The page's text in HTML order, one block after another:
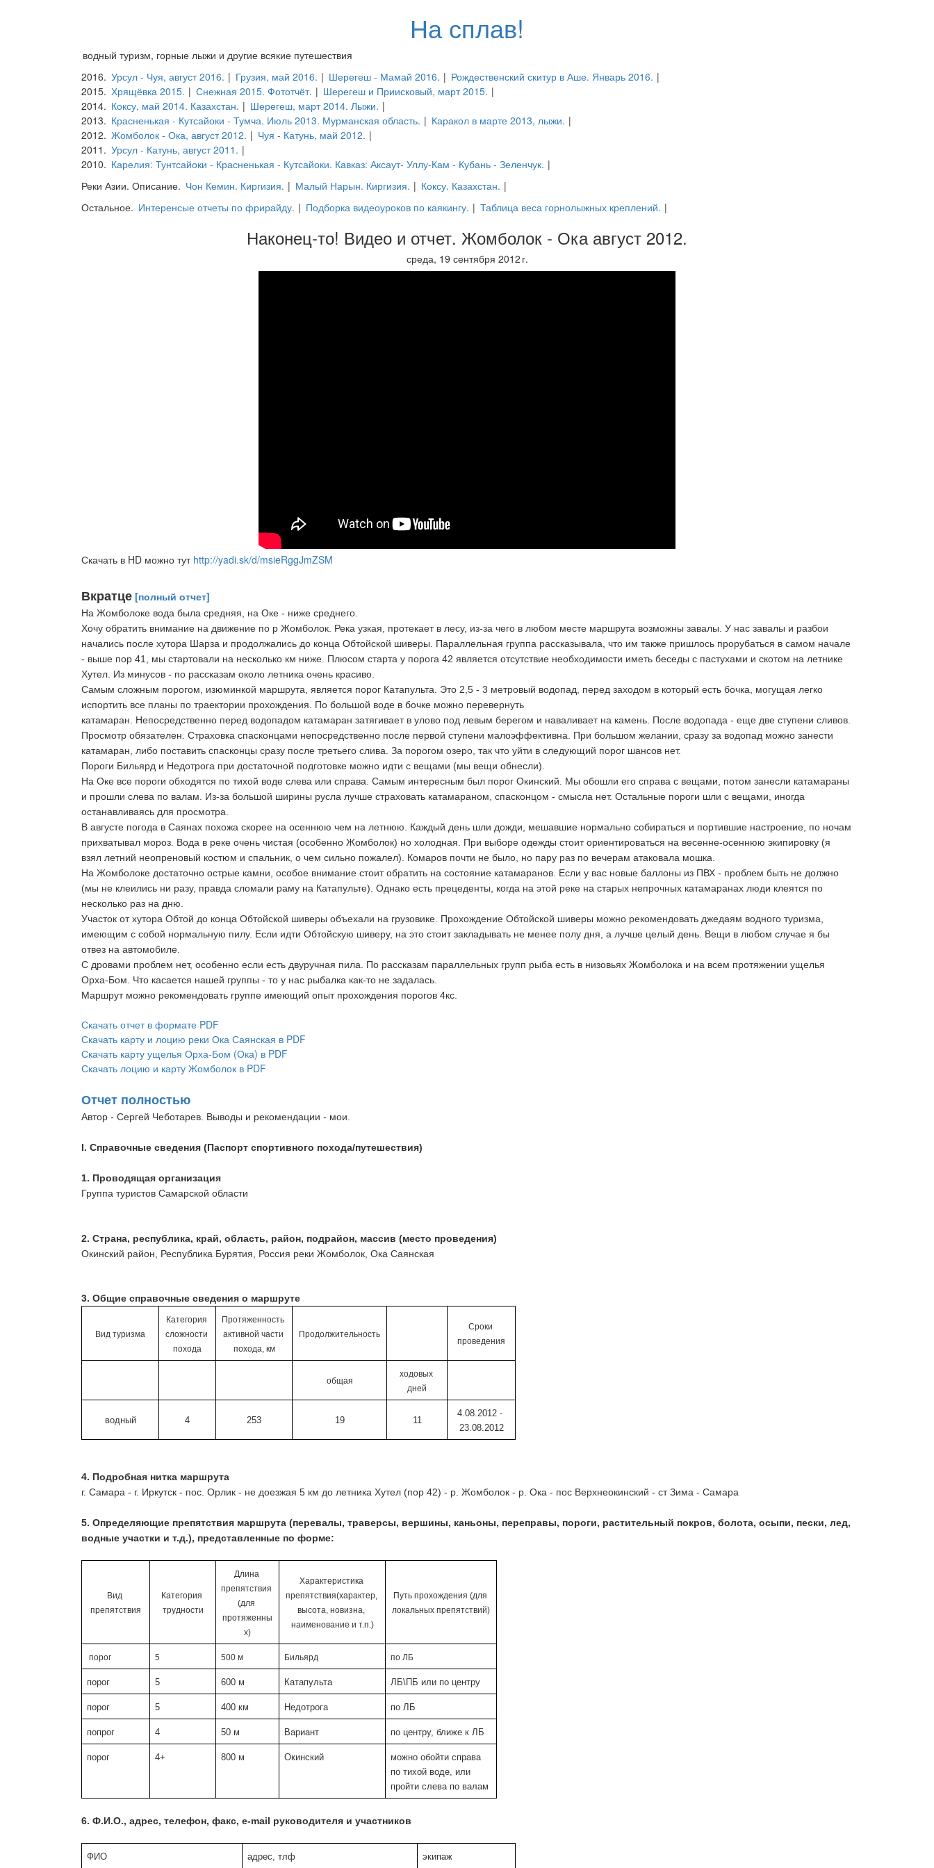
На сплав!
водный туризм, горные лыжи и другие всякие путешествия
2016. Урсул - Чуя, август 2016. | Грузия, май 2016. | Шерегеш - Мамай 2016. | Рождественский скитур в Аше. Январь 2016. |
2015. Хрящёвка 2015. | Снежная 2015. Фототчёт. | Шерегеш и Приисковый, март 2015. |
2014. Коксу, май 2014. Казахстан. | Шерегеш, март 2014. Лыжи. |
2013. Красненькая - Кутсайоки - Тумча. Июль 2013. Мурманская область. | Каракол в марте 2013, лыжи. |
2012. Жомболок - Ока, август 2012. | Чуя - Катунь, май 2012. |
2011. Урсул - Катунь, август 2011. |
2010. Карелия: Тунтсайоки - Красненькая - Кутсайоки. Кавказ: Аксаут- Уллу-Кам - Кубань - Зеленчук. |
Реки Азии. Описание. Чон Кемин. Киргизия. | Малый Нарын. Киргизия. | Коксу. Казахстан. |
Остальное. Интеренсые отчеты по фрирайду. | Подборка видеоуроков по каякингу. | Таблица веса горнолыжных креплений. |
Наконец-то! Видео и отчет. Жомболок - Ока август 2012.
среда, 19 сентября 2012 г.
Скачать в HD можно тут http://yadi.sk/d/msieRggJmZSM
Вкратце [полный отчет]
На Жомболоке вода была средняя, на Оке - ниже среднего.
Хочу обратить внимание на движение по р Жомболок. Река узкая, протекает в лесу, из-за чего в любом месте маршрута возможны завалы. У нас завалы и разбои
начались после хутора Шарза и продолжались до конца Обтойской шиверы. Параллельная группа рассказывала, что им также пришлось прорубаться в самом начале
- выше пор 41, мы стартовали на несколько км ниже. Плюсом старта у порога 42 является отсутствие необходимости иметь беседы с пастухами и скотом на летнике
Хутел. Из минусов - по рассказам около летника очень красиво.
Самым сложным порогом, изюминкой маршрута, является порог Катапульта. Это 2,5 - 3 метровый водопад, перед заходом в который есть бочка, могущая легко
испортить все планы по траектории прохождения. По большой воде в бочке можно перевернуть
катамаран. Непосредственно перед водопадом катамаран затягивает в улово под левым берегом и наваливает на камень. После водопада - еще две ступени сливов.
Просмотр обязателен. Страховка спасконцами непосредственно после первой ступени малоэффективна. При большом желании, сразу за водопад можно занести
катамаран, либо поставить спасконцы сразу после третьего слива. За порогом озеро, так что уйти в следующий порог шансов нет.
Пороги Бильярд и Недотрога при достаточной подготовке можно идти с вещами (мы вещи обнесли).
На Оке все пороги обходятся по тихой воде слева или справа. Самым интересным был порог Окинский. Мы обошли его справа с вещами, потом занесли катамараны
и прошли слева по валам. Из-за большой ширины русла лучше страховать катамараном, спасконцом - смысла нет. Остальные пороги шли с вещами, иногда
останавливаясь для просмотра.
В августе погода в Саянах похожа скорее на осеннюю чем на летнюю. Каждый день шли дожди, мешавшие нормально собираться и портившие настроение, по ночам
прихватывал мороз. Вода в реке очень чистая (особенно Жомболок) но холодная. При выборе одежды стоит ориентироваться на весенне-осеннюю экипировку (я
взял летний неопреновый костюм и спальник, о чем сильно пожалел). Комаров почти не было, но пару раз по вечерам атаковала мошка.
На Жомболоке достаточно острые камни, особое внимание стоит обратить на состояние катамаранов. Если у вас новые баллоны из ПВХ - проблем быть не должно
(мы не клеились ни разу, правда сломали раму на Катапульте). Однако есть прецеденты, когда на этой реке на старых непрочных катамаранах люди клеятся по
несколько раз на дню.
Участок от хутора Обтой до конца Обтойской шиверы объехали на грузовике. Прохождение Обтойской шиверы можно рекомендовать джедаям водного туризма,
имеющим с собой нормальную пилу. Если идти Обтойскую шиверу, на это стоит закладывать не менее полу дня, а лучше целый день. Вещи в любом случае я бы
отвез на автомобиле.
С дровами проблем нет, особенно если есть двуручная пила. По рассказам параллельных групп рыба есть в низовьях Жомболока и на всем протяжении ущелья
Орха-Бом. Что касается нашей группы - то у нас рыбалка как-то не задалась.
Маршрут можно рекомендовать группе имеющий опыт прохождения порогов 4кс.
Скачать отчет в формате PDF
Скачать карту и лоцию реки Ока Саянская в PDF
Скачать карту ущелья Орха-Бом (Ока) в PDF
Скачать лоцию и карту Жомболок в PDF
Отчет полностью
Автор - Сергей Чеботарев. Выводы и рекомендации - мои.
I. Справочные сведения (Паспорт спортивного похода/путешествия)
1. Проводящая организация
Группа туристов Самарской области
2. Страна, республика, край, область, район, подрайон, массив (место проведения)
Окинский район, Республика Бурятия, Россия реки Жомболок, Ока Саянская
3. Общие справочные сведения о маршруте
Вид туризма
Категория
сложности
похода
Протяженность
активной части
похода, км
Продолжительность
Сроки
проведения
общая
ходовых
дней
водный 4 253 19 11
4.08.2012 -
23.08.2012
4. Подробная нитка маршрута
г. Самара - г. Иркутск - пос. Орлик - не доезжая 5 км до летника Хутел (пор 42) - р. Жомболок - р. Ока - пос Верхнеокинский - ст Зима - Самара
5. Определяющие препятствия маршрута (перевалы, траверсы, вершины, каньоны, переправы, пороги, растительный покров, болота, осыпи, пески, лед,
водные участки и т.д.), представленные по форме:
Вид
препятствия
Категория
трудности
Длина
препятствия
(для
протяженны
х)
Характеристика
препятствия(характер,
высота, новизна,
наименование и т.п.)
Путь прохождения (для
локальных препятствий)
порог 5 500 м Бильярд по ЛБ
порог 5 600 м Катапульта ЛБ\ПБ или по центру
порог 5 400 км Недотрога по ЛБ
попрог 4 50 м Вариант по центру, ближе к ЛБ
порог 4+ 800 м Окинский
можно обойти справа
по тихой воде, или
пройти слева по валам
6. Ф.И.О., адрес, телефон, факс, e-mail руководителя и участников
ФИО адрес, тлф экипаж